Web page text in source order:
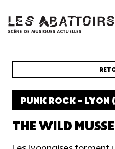
PUNK ROCK - LYON
THE WILD